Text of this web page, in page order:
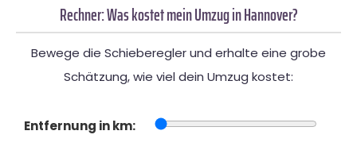
Rechner: Was kostet mein Umzug in Hannover?
Bewege die Schieberegler und erhalte eine grobe
Schätzung, wie viel dein Umzug kostet:
Entfernung in km: